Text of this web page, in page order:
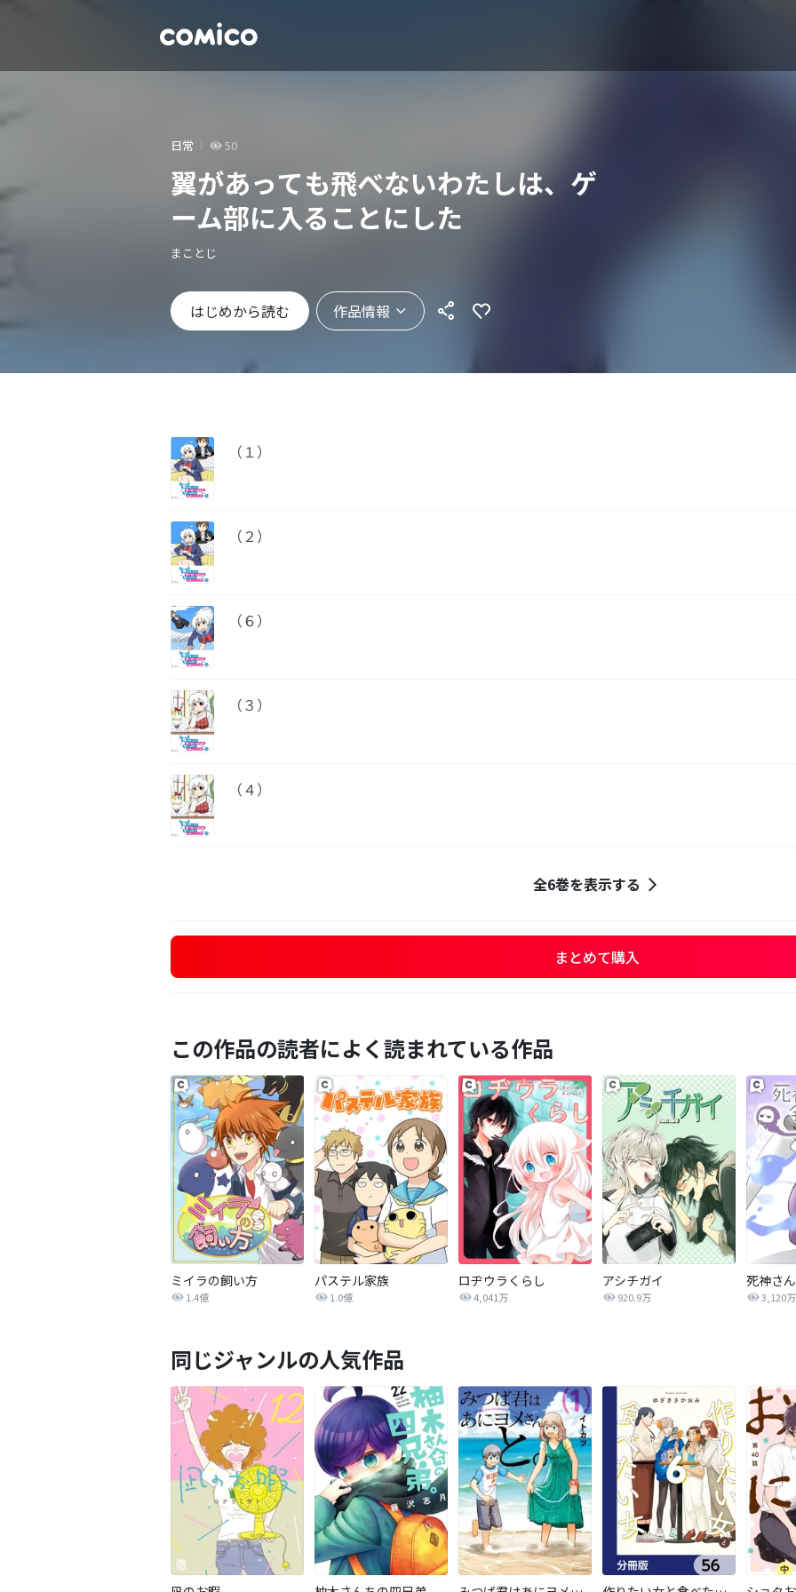
日常 50
翼があっても飛べないわたしは、ゲ
ーム部に入ることにした
まことじ
はじめから読む 作品情報
（１）
（２）
（６）
（３）
（４）
全6巻を表示する
まとめて購入
この作品の読者によく読まれている作品
ミイラの飼い方
1.4億
パステル家族
1.0億
ロヂウラくらし
4,041万
アシチガイ
920.9万
死神さ
3,120万
同じジャンルの人気作品